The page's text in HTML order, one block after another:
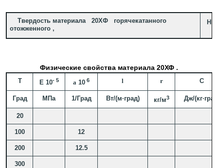
Твердость материала 20ХФ горячекатанного
отожженного ,
HB
Физические свойства материала 20ХФ .
T E 10- 5 a 10 6 l r C
Град МПа 1/Град Вт/(м·град) кг/м3 Дж/
20
100 12
200 12.5
300